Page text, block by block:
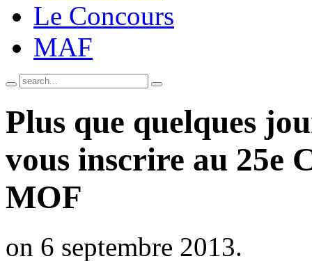
Le Concours
MAF
Plus que quelques
vous inscrire au 25e
MOF
on 6 septembre 2013.